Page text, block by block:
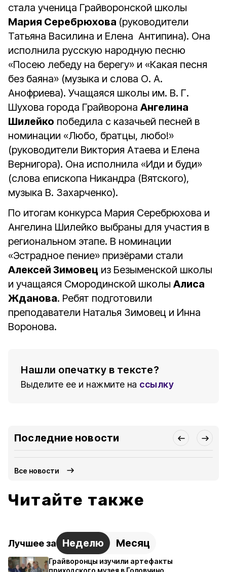
стала ученица Грайворонской школы
Мария Серебрюхова (руководители
Татьяна Василина и Елена Антипина). Она
исполнила русскую народную песню
«Посею лебеду на берегу» и «Какая песня
без баяна» (музыка и слова О. А.
Анофриева). Учащаяся школы им. В. Г.
Шухова города Грайворона Ангелина
Шилейко победила с казачьей песней в
номинации «Любо, братцы, любо!»
(руководители Виктория Атаева и Елена
Вернигора). Она исполнила «Иди и буди»
(слова епископа Никандра (Вятского),
музыка В. Захарченко).
По итогам конкурса Мария Серебрюхова и
Ангелина Шилейко выбраны для участия в
региональном этапе. В номинации
«Эстрадное пение» призёрами стали
Алексей Зимовец из Безыменской школы
и учащаяся Смородинской школы Алиса
Жданова. Ребят подготовили
преподаватели Наталья Зимовец и Инна
Воронова.
Нашли опечатку в тексте?
Выделите ее и нажмите на ссылку
Последние новости
Все новости
Читайте также
Лучшее за Неделю Месяц
Грайворонцы изучили артефакты
приходского музея в Головчино